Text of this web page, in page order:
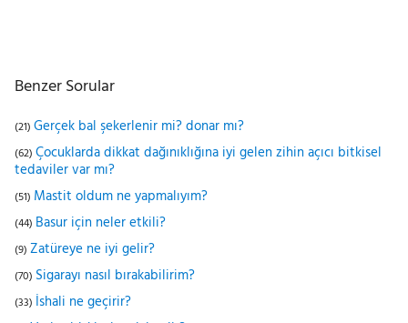
Benzer Sorular
(21) Gerçek bal şekerlenir mi? donar mı?
(62) Çocuklarda dikkat dağınıklığına iyi gelen zihin açıcı bitkisel
tedaviler var mı?
(51) Mastit oldum ne yapmalıyım?
(44) Basur için neler etkili?
(9) Zatüreye ne iyi gelir?
(70) Sigarayı nasıl bırakabilirim?
(33) İshali ne geçirir?